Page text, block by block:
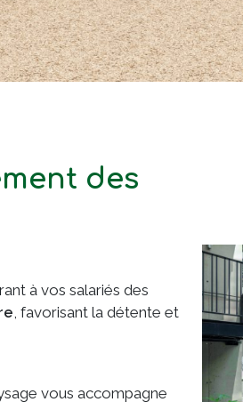
des
à vos salariés des
, favorisant la détente et
vous accompagne